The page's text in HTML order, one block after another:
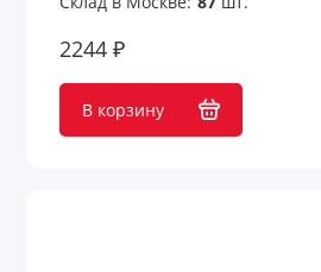
2244 ₽
В корзину